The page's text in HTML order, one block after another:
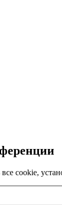
cookie,